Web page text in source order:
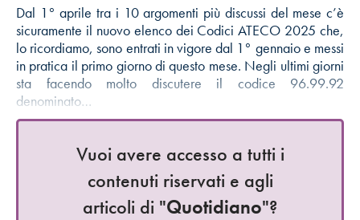
Dal 1° aprile tra i 10 argomenti più discussi del mese c’è
sicuramente il nuovo elenco dei Codici ATECO 2025 che,
lo ricordiamo, sono entrati in vigore dal 1° gennaio e messi
in pratica il primo giorno di questo mese. Negli ultimi giorni
sta facendo molto discutere il codice 96.99.92
denominato…
Vuoi avere accesso a tutti i
contenuti riservati e agli
articoli di "Quotidiano"?